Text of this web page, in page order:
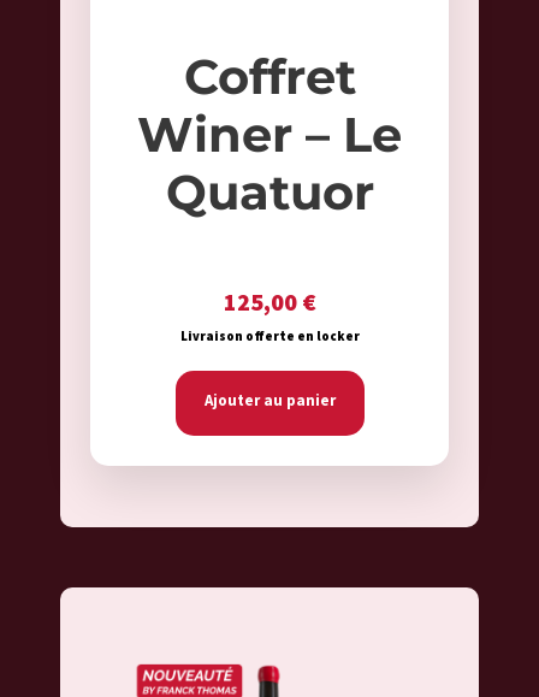
Coffret
Winer – Le
Quatuor
125,00 €
Livraison offerte en locker
Ajouter au panier